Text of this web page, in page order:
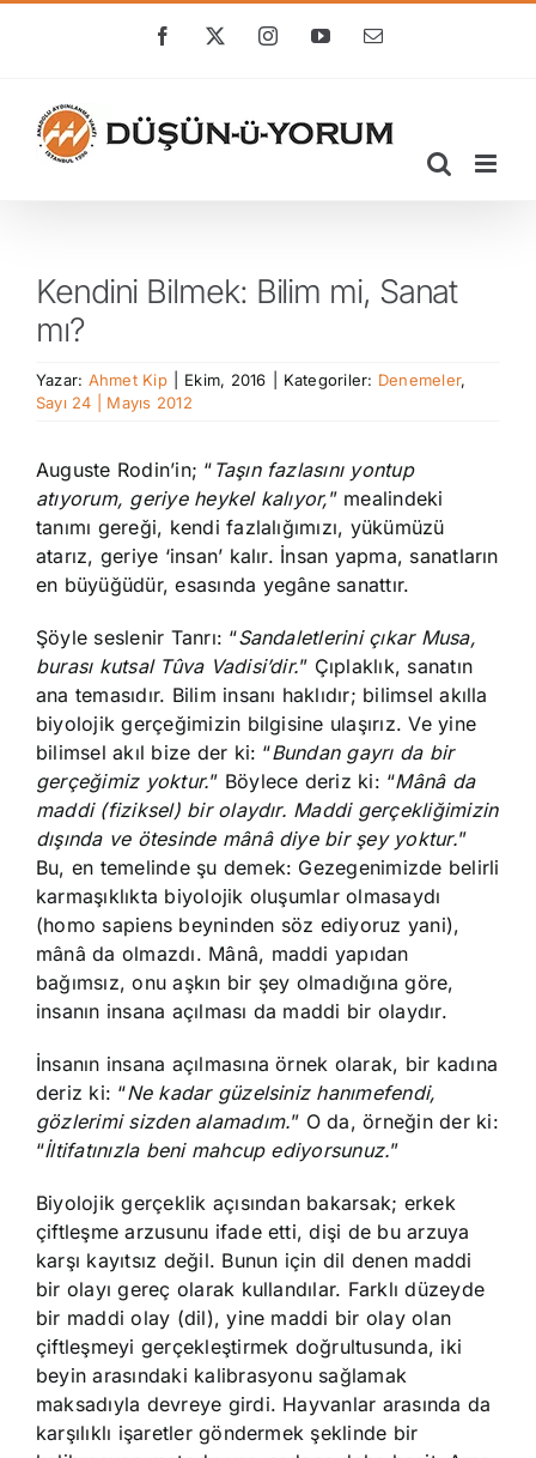
Facebook
X InstagramYouTube
E-
Kendini Bilmek: Bilim mi, Sanat
mı?
Yazar: Ahmet Kip Ekim, 2016 Kategoriler: Denemeler,
Sayı 24 | Mayıs 2012
Auguste Rodin’in; “ Taşın fazlasını yontup
atıyorum, geriye heykel kalıyor,” mealindeki
tanımı gereği, kendi fazlalığımızı, yükümüzü
atarız, geriye ‘insan’ kalır. İnsan yapma, sanatların
en büyüğüdür, esasında yegâne sanattır.
Şöyle seslenir Tanrı: “Sandaletlerini çıkar Musa,
burası kutsal Tûva Vadisi’dir.” Çıplaklık, sanatın
ana temasıdır. Bilim insanı haklıdır; bilimsel akılla
biyolojik gerçeğimizin bilgisine ulaşırız. Ve yine
bilimsel akıl bize der ki: “Bundan gayrı da bir
gerçeğimiz yoktur.” Böylece deriz ki: “Mânâ da
maddi (fiziksel) bir olaydır. Maddi gerçekliğimizin
dışında ve ötesinde mânâ diye bir şey yoktur.”
Bu, en temelinde şu demek: Gezegenimizde belirli
karmaşıklıkta biyolojik oluşumlar olmasaydı
(homo sapiens beyninden söz ediyoruz yani),
mânâ da olmazdı. Mânâ, maddi yapıdan
bağımsız, onu aşkın bir şey olmadığına göre,
insanın insana açılması da maddi bir olaydır.
İnsanın insana açılmasına örnek olarak, bir kadına
deriz ki: “Ne kadar güzelsiniz hanımefendi,
gözlerimi sizden alamadım.” O da, örneğin der ki:
“İltifatınızla beni mahcup ediyorsunuz.”
Biyolojik gerçeklik açısından bakarsak; erkek
çiftleşme arzusunu ifade etti, dişi de bu arzuya
karşı kayıtsız değil. Bunun için dil denen maddi
bir olayı gereç olarak kullandılar. Farklı düzeyde
bir maddi olay (dil), yine maddi bir olay olan
çiftleşmeyi gerçekleştirmek doğrultusunda, iki
beyin arasındaki kalibrasyonu sağlamak
maksadıyla devreye girdi. Hayvanlar arasında da
karşılıklı işaretler göndermek şeklinde bir